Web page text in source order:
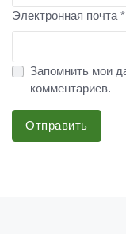
Электронная почта *
Запомнить мои
комментариев.
Отправить